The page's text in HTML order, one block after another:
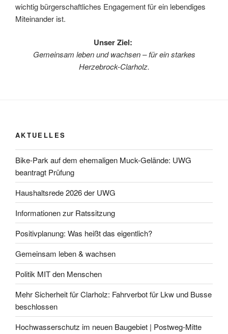
wichtig bürgerschaftliches Engagement für ein lebendiges
Miteinander ist.
Unser Ziel:
Gemeinsam leben und wachsen – für ein starkes
Herzebrock-Clarholz.
AKTUELLES
Bike-Park auf dem ehemaligen Muck-Gelände: UWG
beantragt Prüfung
Haushaltsrede 2026 der UWG
Informationen zur Ratssitzung
Positivplanung: Was heißt das eigentlich?
Gemeinsam leben & wachsen
Politik MIT den Menschen
Mehr Sicherheit für Clarholz: Fahrverbot für Lkw und Busse
beschlossen
Hochwasserschutz im neuen Baugebiet | Postweg-Mitte